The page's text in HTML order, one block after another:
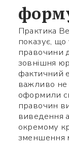
Практика
показує, що
правочини
зовнішня
фактичний
важливо не
оформили
правочин
виведення
окремому
зменшення